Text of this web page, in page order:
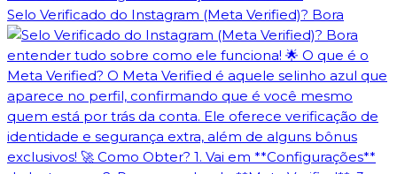
Selo Verificado do Instagram (Meta Verified)? Bora